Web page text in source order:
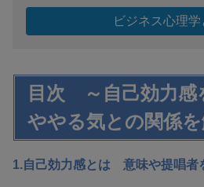
ビジネス心理学
目次 ～自己効力感
ややる気との関係
1.自己効力感とは 意味や提唱者